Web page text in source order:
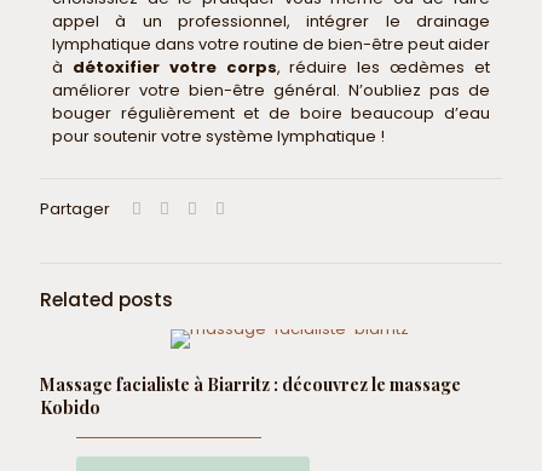
appel à un professionnel, intégrer le drainage
lymphatique dans votre routine de bien-être peut aider
à détoxifier votre corps, réduire les œdèmes et
améliorer votre bien-être général. N’oubliez pas de
bouger régulièrement et de boire beaucoup d’eau
pour soutenir votre système lymphatique !
Partager
Related posts
Massage facialiste à Biarritz : découvrez le massage
Kobido